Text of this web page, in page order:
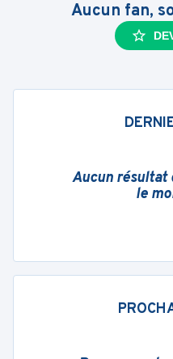
Aucun fan,
Aucun résultat
le